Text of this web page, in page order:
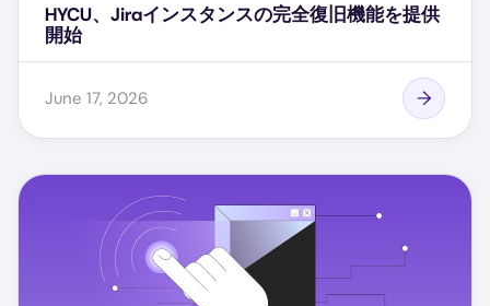
HYCU、Jiraインスタンスの完全復旧機能を提供
開始
June 17, 2026